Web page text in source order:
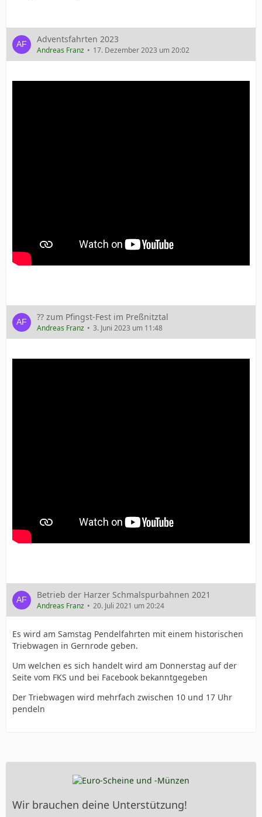
Adventsfahrten 2023
Andreas Franz 17. Dezember 2023 um 20:02
?? zum Pfingst-Fest im Preßnitztal
Andreas Franz 3. Juni 2023 um 11:48
Betrieb der Harzer Schmalspurbahnen 2021
Andreas Franz 20. Juli 2021 um 20:24
Es wird am Samstag Pendelfahrten mit einem historischen
Triebwagen in Gernrode geben.
Um welchen es sich handelt wird am Donnerstag auf der
Seite vom FKS und bei Facebook bekanntgegeben
Der Triebwagen wird mehrfach zwischen 10 und 17 Uhr
pendeln
Wir brauchen deine Unterstützung!